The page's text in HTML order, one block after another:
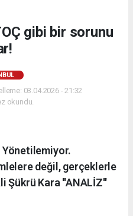
gibi bir sorunu
03.04.2026 - 21:32
okundu.
Yönetilemiyor.
değil, gerçeklerle
Şükrü Kara ''ANALİZ''